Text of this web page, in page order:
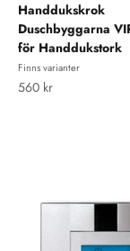
Handdukskrok
Duschbyggarna
för Handdukstork
Finns varianter
REA-pris
560 kr